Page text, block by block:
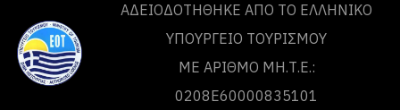
ΑΔΕΙΟΔΟΤΗΘΗΚΕ ΑΠΟ ΤO ΕΛΛΗΝΙΚΟ
ΥΠΟΥΡΓΕΙΟ ΤΟΥΡΙΣΜΟΥ
ΜΕ ΑΡΙΘΜΟ ΜΗ.Τ.Ε.:
0208Ε60000835101